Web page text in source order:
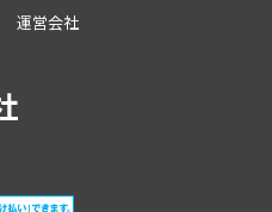
運営会社